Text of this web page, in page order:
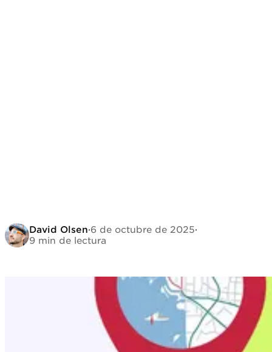
David Olsen·6 de octubre de 2025·
9 min de lectura